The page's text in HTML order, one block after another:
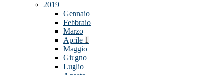
2019
Gennaio
Febbraio
Marzo
Aprile 1
Maggio
Giugno
Luglio